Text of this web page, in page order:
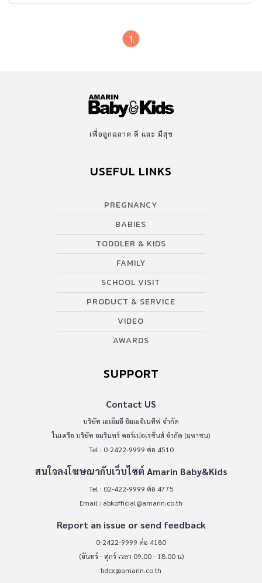
1
เพื่อลูกฉลาด ดี และ มีสุข
USEFUL LINKS
PREGNANCY
BABIES
TODDLER & KIDS
FAMILY
SCHOOL VISIT
PRODUCT & SERVICE
VIDEO
AWARDS
SUPPORT
Contact US
บริษัท เอเอ็มอี อิมเมจิเนทีฟ จำกัด
ในเครือ บริษัท อมรินทร์ คอร์เปอเรชั่นส์ จำกัด (มหาชน)
Tel : 0-2422-9999 ต่อ 4510
สนใจลงโฆษณากับเว็บไซต์ Amarin Baby&Kids
Tel : 02-422-9999 ต่อ 4775
Email : abkofficial@amarin.co.th
Report an issue or send feedback
0-2422-9999 ต่อ 4180
(จันทร์ - ศุกร์ เวลา 09.00 - 18.00 น)
bdcx@amarin.co.th